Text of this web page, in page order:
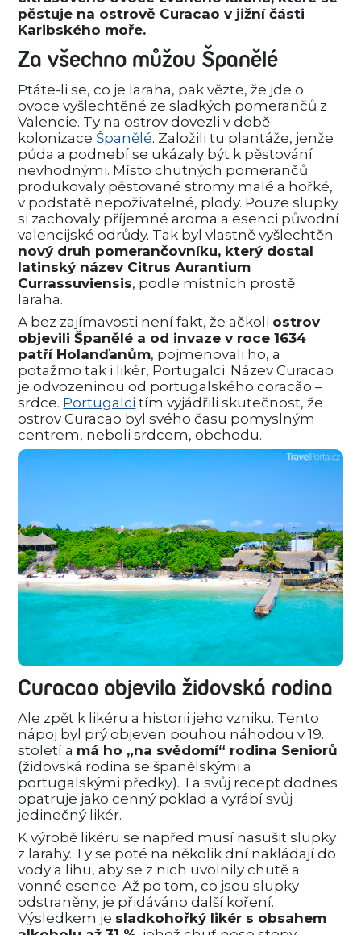
pěstuje na ostrově Curacao v jižní části
Karibského moře.
Za všechno můžou Španělé
Ptáte-li se, co je laraha, pak vězte, že jde o
ovoce vyšlechtěné ze sladkých pomerančů z
Valencie. Ty na ostrov dovezli v době
kolonizace Španělé. Založili tu plantáže, jenže
půda a podnebí se ukázaly být k pěstování
nevhodnými. Místo chutných pomerančů
produkovaly pěstované stromy malé a hořké,
v podstatě nepoživatelné, plody. Pouze slupky
si zachovaly příjemné aroma a esenci původní
valencijské odrůdy. Tak byl vlastně vyšlechtěn
nový druh pomerančovníku, který dostal
latinský název Citrus Aurantium
Currassuviensis, podle místních prostě
laraha.
A bez zajímavosti není fakt, že ačkoli ostrov
objevili Španělé a od invaze v roce 1634
patří Holanďanům, pojmenovali ho, a
potažmo tak i likér, Portugalci. Název Curacao
je odvozeninou od portugalského coracão –
srdce. Portugalci tím vyjádřili skutečnost, že
ostrov Curacao byl svého času pomyslným
centrem, neboli srdcem, obchodu.
Curacao objevila židovská rodina
Ale zpět k likéru a historii jeho vzniku. Tento
nápoj byl prý objeven pouhou náhodou v 19.
století a má ho „na svědomí“ rodina Seniorů
(židovská rodina se španělskými a
portugalskými předky). Ta svůj recept dodnes
opatruje jako cenný poklad a vyrábí svůj
jedinečný likér.
K výrobě likéru se napřed musí nasušit slupky
z larahy. Ty se poté na několik dní nakládají do
vody a lihu, aby se z nich uvolnily chutě a
vonné esence. Až po tom, co jsou slupky
odstraněny, je přidáváno další koření.
Výsledkem je sladkohořký likér s obsahem